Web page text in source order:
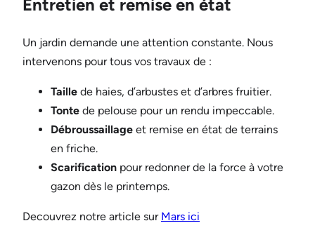
Entretien et remise en état
Un jardin demande une attention constante. Nous
intervenons pour tous vos travaux de :
Taille de haies, d’arbustes et d’arbres fruitier.
Tonte de pelouse pour un rendu impeccable.
Débroussaillage et remise en état de terrains
en friche.
Scarification pour redonner de la force à votre
gazon dès le printemps.
Decouvrez notre article sur Mars ici